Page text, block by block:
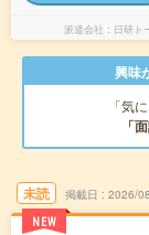
派遣会社 日研ト
興味
「気
「
未読
NEW
掲載日 2026/